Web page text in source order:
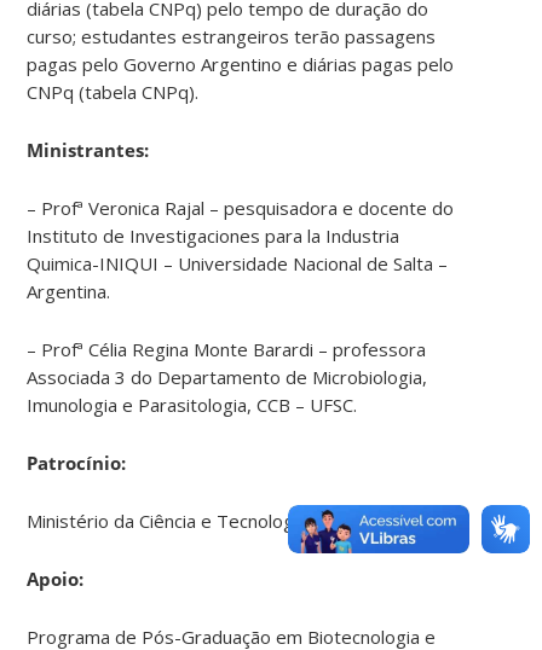
diárias (tabela CNPq) pelo tempo de duração do
curso; estudantes estrangeiros terão passagens
pagas pelo Governo Argentino e diárias pagas pelo
CNPq (tabela CNPq).
Ministrantes:
– Profª Veronica Rajal – pesquisadora e docente do
Instituto de Investigaciones para la Industria
Quimica-INIQUI – Universidade Nacional de Salta –
Argentina.
– Profª Célia Regina Monte Barardi – professora
Associada 3 do Departamento de Microbiologia,
Imunologia e Parasitologia, CCB – UFSC.
Patrocínio:
Ministério da Ciência e Tecnologia e CNPq
Apoio:
Programa de Pós-Graduação em Biotecnologia e